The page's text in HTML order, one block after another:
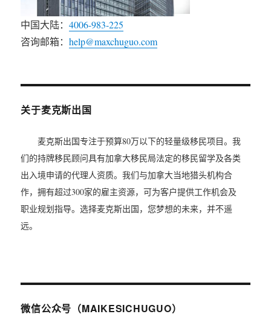
中国大陆：4006-983-225
咨询邮箱：help@maxchuguo.com
关于麦克斯出国
麦克斯出国专注于预算80万以下的轻量级移民项目。我
们的持牌移民顾问具有加拿大移民局法定的移民留学及各类
出入境申请的代理人资质。我们与加拿大当地猎头机构合
作，拥有超过300家的雇主资源，可为客户提供工作机会及
职业规划指导。选择麦克斯出国，您梦想的未来，并不遥
远。
微信公众号（MAIKESICHUGUO）